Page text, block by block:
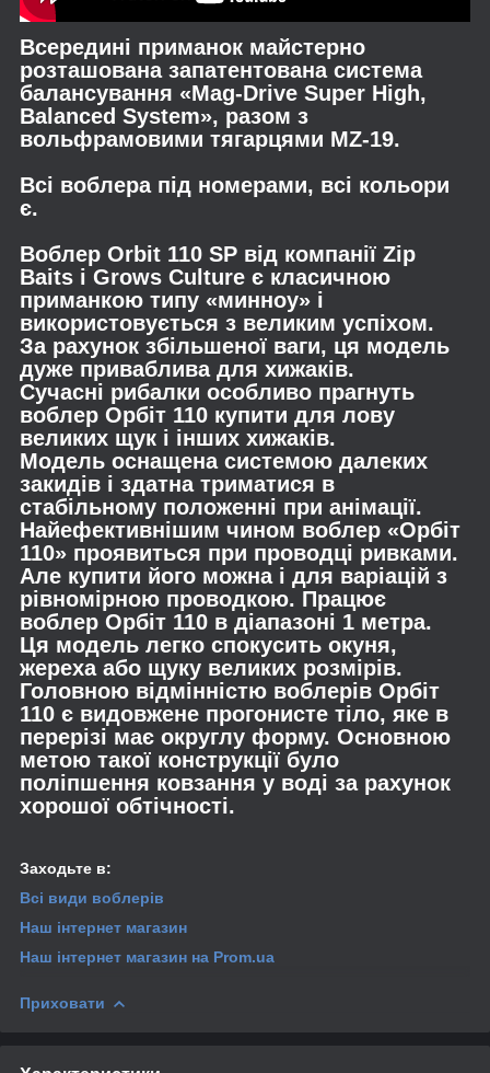
Всередині приманок майстерно
розташована запатентована система
балансування «Mag-Drive Super High,
Balanced System», разом з
вольфрамовими тягарцями MZ-19.
Всі воблера під номерами, всі кольори
є.
Воблер Orbit 110 SP від компанії Zip
Baits і Grows Culture є класичною
приманкою типу «минноу» і
використовується з великим успіхом.
За рахунок збільшеної ваги, ця модель
дуже приваблива для хижаків.
Сучасні рибалки особливо прагнуть
воблер Орбіт 110 купити для лову
великих щук і інших хижаків.
Модель оснащена системою далеких
закидів і здатна триматися в
стабільному положенні при анімації.
Найефективнішим чином воблер «Орбіт
110» проявиться при проводці ривками.
Але купити його можна і для варіацій з
рівномірною проводкою. Працює
воблер Орбіт 110 в діапазоні 1 метра.
Ця модель легко спокусить окуня,
жереха або щуку великих розмірів.
Головною відмінністю воблерів Орбіт
110 є видовжене прогонисте тіло, яке в
перерізі має округлу форму. Основною
метою такої конструкції було
поліпшення ковзання у воді за рахунок
хорошої обтічності.
Заходьте в:
Всі види воблерів
Наш інтернет магазин
Наш інтернет магазин на Prom.ua
Приховати